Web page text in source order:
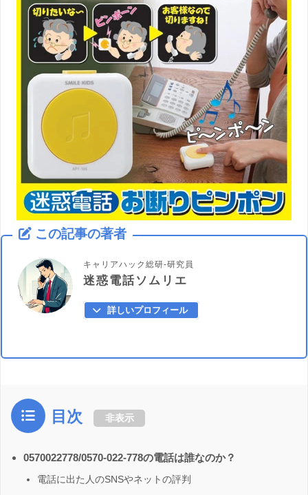
この記事の著者
キャリアハック総研-研究員
迷惑電話ソムリエ
詳しいプロフィール
目次 非表示
0570022778/0570-022-778の電話は誰なのか？
電話に出た人のSNSやネットの評判